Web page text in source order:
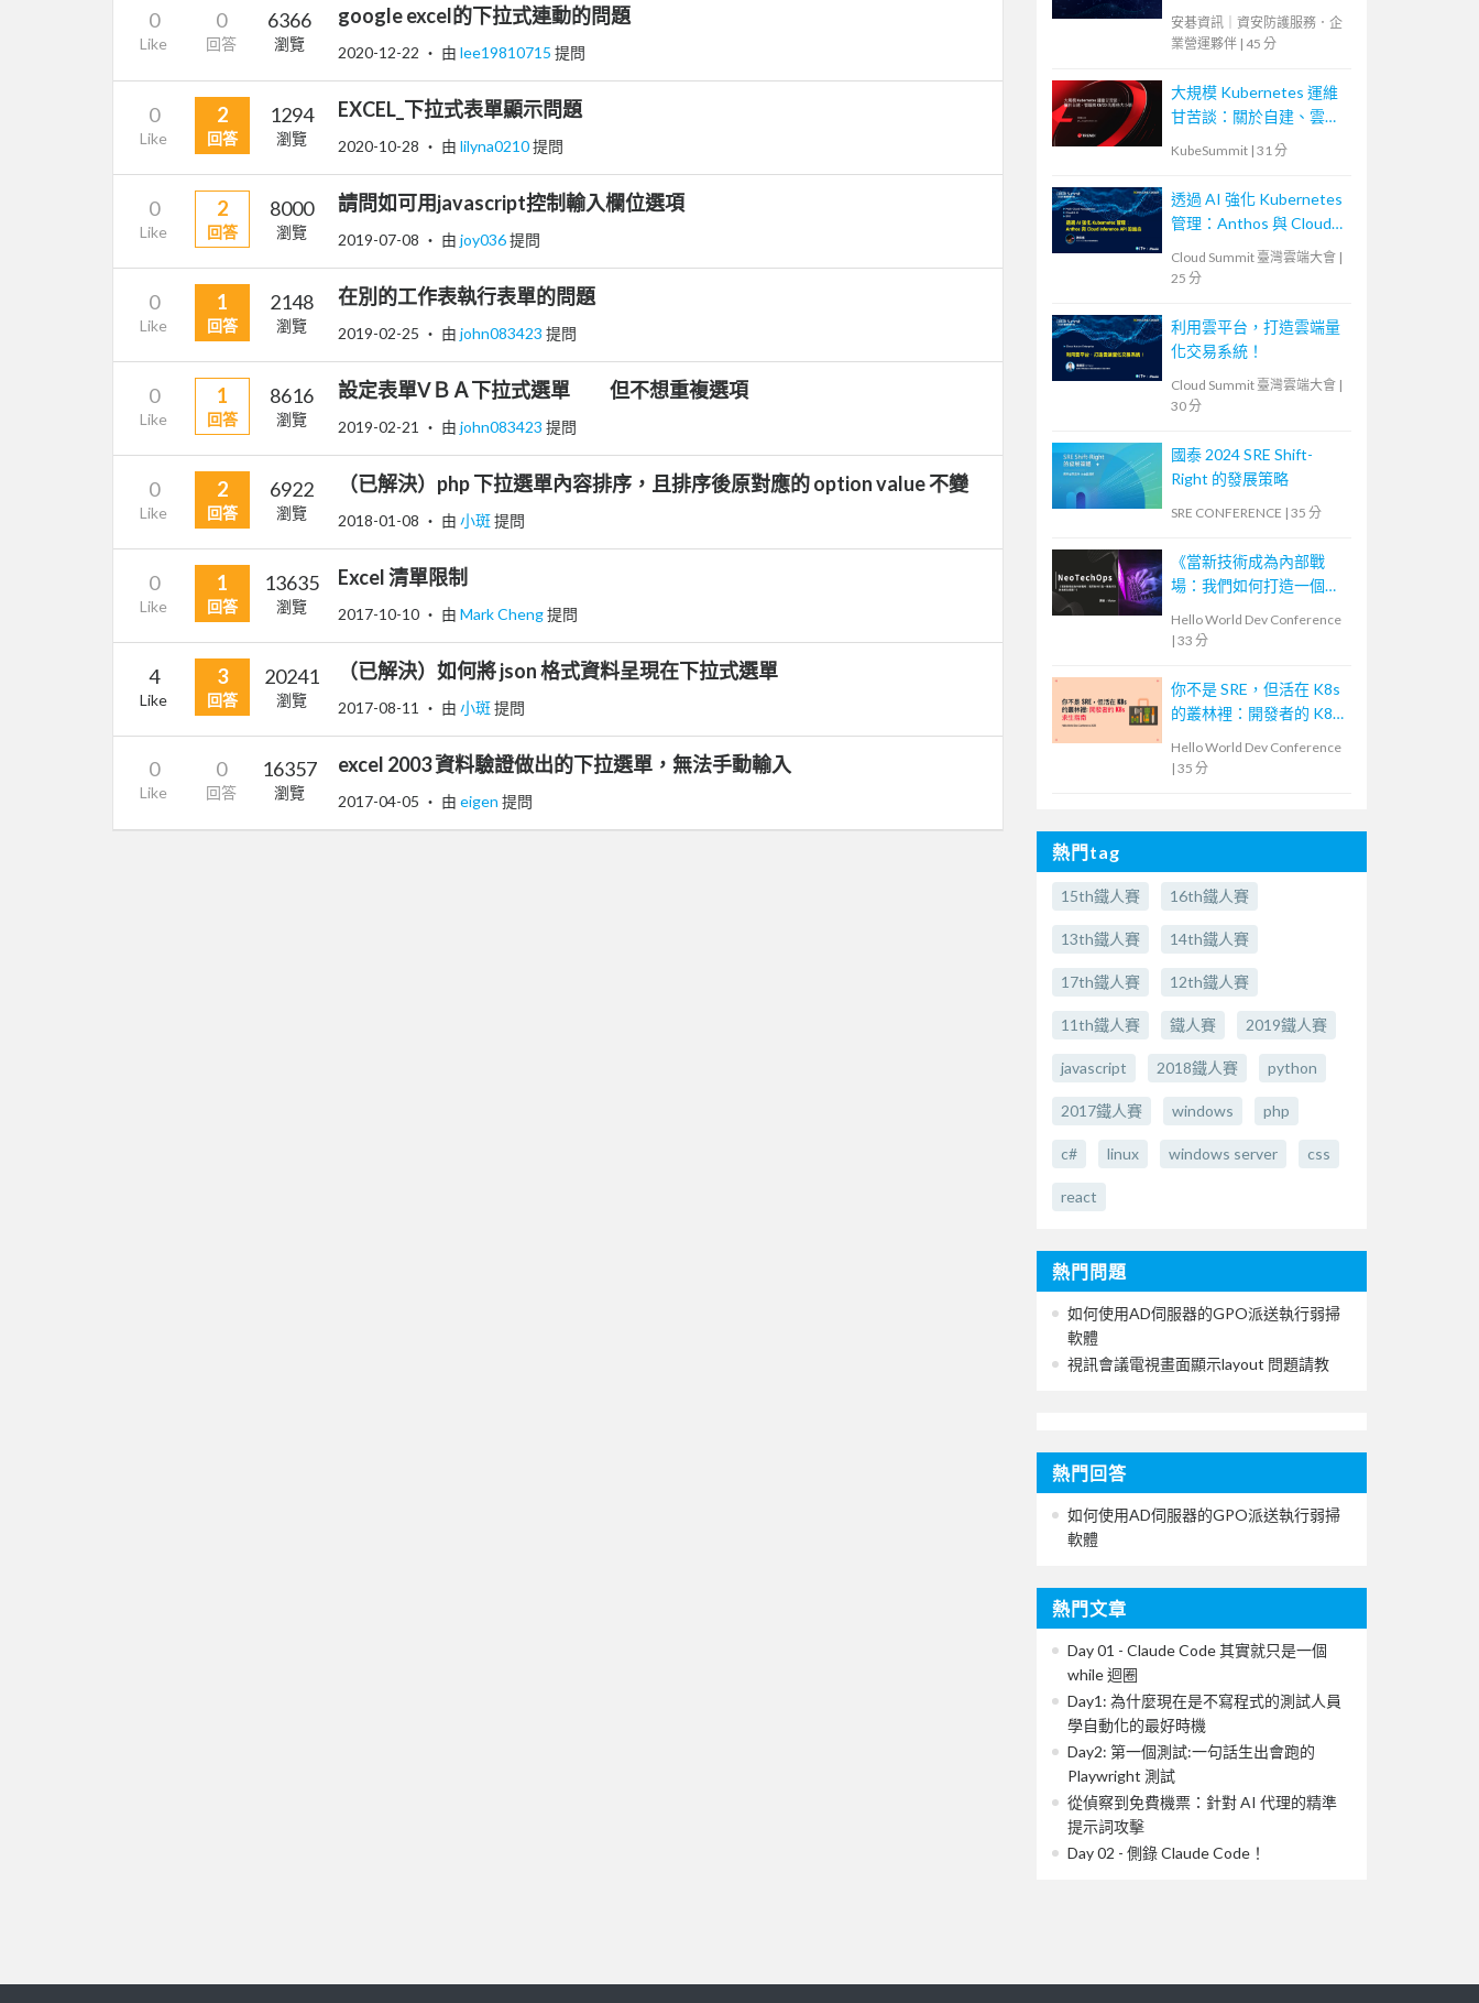
0
Like
0
回答
6366
瀏覽
google excel的下拉式連動的問題
2020-12-22 ‧ 由 lee19810715 提問
0
Like
2
回答
1294
瀏覽
EXCEL_下拉式表單顯示問題
2020-10-28 ‧ 由 lilyna0210提問
0
Like
2
回答
8000
瀏覽
請問如可用javascript控制輸入欄位選項
2019-07-08 ‧ 由 joy036提問
0
Like
1
回答
2148
瀏覽
在別的工作表執行表單的問題
2019-02-25 ‧ 由 john083423 提問
0
Like
1
回答
8616
瀏覽
設定表單VＢＡ下拉式選單 但不想重複選項
2019-02-21 ‧ 由 john083423 提問
0
Like
2
回答
6922
瀏覽
（已解決）php 下拉選單內容排序，且排序後原對應的 option value 不變
2018-01-08 ‧ 由 小斑提問
0
Like
1
回答
13635
瀏覽
Excel 清單限制
2017-10-10 ‧ 由 Mark Cheng提問
4
Like
3
回答
20241
瀏覽
（已解決）如何將 json 格式資料呈現在下拉式選單
2017-08-11 ‧ 由 小斑提問
0
Like
0
回答
16357
瀏覽
excel 2003 資料驗證做出的下拉選單，無法手動輸入
2017-04-05 ‧ 由 eigen 提問
安碁資訊｜資安防護服務．企
業營運夥伴 | 45 分
大規模 Kubernetes 運維
甘苦談：關於自建、雲端
和 CI/CD 的那些大小事
KubeSummit | 31 分
透過 AI 強化 Kubernetes
管理：Anthos 與 Cloud
Inference API 的結合
Cloud Summit 臺灣雲端大會 |
25 分
利用雲平台，打造雲端量
化交易系統！
Cloud Summit 臺灣雲端大會 |
30 分
國泰 2024 SRE Shift-
Right 的發展策略
SRE CONFERENCE | 35 分
《當新技術成為內部戰
場：我們如何打造一個能
NeoTech Ops
Hello World Dev Conference
| 33 分
你不是 SRE，但活在 K8s
的叢林裡：開發者的 K8s
Hello World Dev Conference
| 35 分
熱門tag
15th鐵人賽 16th鐵人賽
13th鐵人賽 14th鐵人賽
17th鐵人賽 12th鐵人賽
11th鐵人賽 鐵人賽 2019鐵人賽
javascript 2018鐵人賽 python
2017鐵人賽 windows php
c# linux windows server css
react
熱門問題
如何使用AD伺服器的GPO派送執行弱掃
軟體
視訊會議電視畫面顯示layout 問題請教
熱門回答
如何使用AD伺服器的GPO派送執行弱掃
軟體
熱門文章
Day 01 - Claude Code 其實就只是一個
while 迴圈
Day1: 為什麼現在是不寫程式的測試人員
學自動化的最好時機
Day2: 第一個測試:一句話生出會跑的
Playwright 測試
從偵察到免費機票：針對 AI 代理的精準
提示詞攻擊
Day 02 - 側錄 Claude Code！